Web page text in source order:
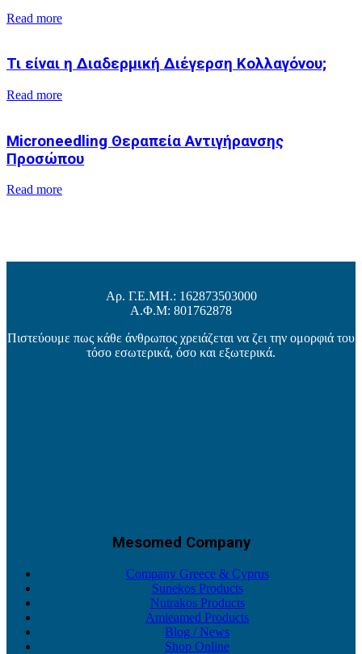
Read more
Τι είναι η Διαδερμική Διέγερση Κολλαγόνου;
Read more
Microneedling Θεραπεία Αντιγήρανσης
Προσώπου
Read more
Αρ. Γ.Ε.ΜΗ.: 162873503000
Α.Φ.Μ: 801762878
Πιστεύουμε πως κάθε άνθρωπος χρειάζεται να ζει την ομορφιά του
τόσο εσωτερικά, όσο και εξωτερικά.
Mesomed Company
Company Greece & Cyprus
Sunekos Products
Nutrakos Products
Amieamed Products
Blog / News
Shop Online